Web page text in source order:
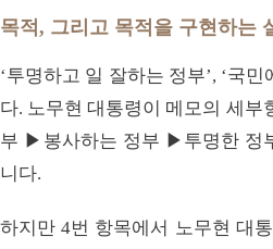
목적, 그리고 목적을 구현하는
‘투명하고 일 잘하는 정부’, ‘국
다. 노무현 대통령이 메모의 세
부 ▶봉사하는 정부 ▶투명한 정
니다.
하지만 4번 항목에서 노무현 대